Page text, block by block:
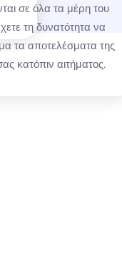
σε όλα τα μέρη του
τη δυνατότητα να
τα αποτελέσματα της
κατόπιν αιτήματος.